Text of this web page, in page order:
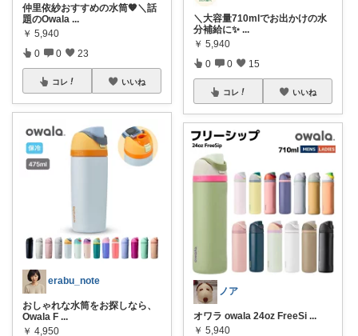
仲里依紗おすすめの水筒🧡＼話
題のOwala ...
￥ 5,940
0 0 23
コレ いいね
erabu_note
おしゃれな水筒をお探しなら、
Owala F ...
￥ 4,950
＼大容量710mlでお出かけの水
分補給に✨ ...
￥ 5,940
0 0 15
コレ いいね
ノア
オワラ owala 24oz FreeSi ...
￥ 5,940